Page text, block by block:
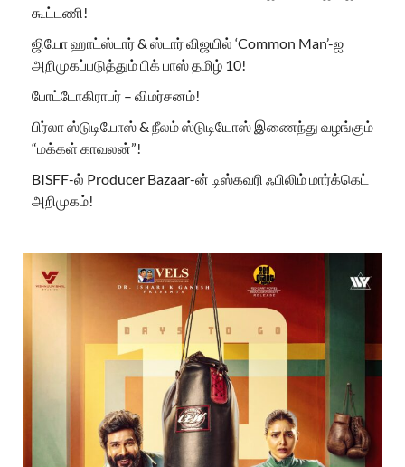
கூட்டணி!
ஜியோ ஹாட்ஸ்டார் & ஸ்டார் விஜயில் ‘Common Man’-ஐ
அறிமுகப்படுத்தும் பிக் பாஸ் தமிழ் 10!
போட்டோகிராபர் – விமர்சனம்!
பிர்லா ஸ்டுடியோஸ் & நீலம் ஸ்டுடியோஸ் இணைந்து வழங்கும்
“மக்கள் காவலன்”!
BISFF-ல் Producer Bazaar-ன் டிஸ்கவரி ஃபிலிம் மார்க்கெட்
அறிமுகம்!